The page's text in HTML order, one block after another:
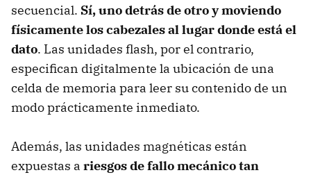
secuencial. Sí, uno detrás de otro y moviendo
físicamente los cabezales al lugar donde está el
dato. Las unidades flash, por el contrario,
especifican digitalmente la ubicación de una
celda de memoria para leer su contenido de un
modo prácticamente inmediato.
Además, las unidades magnéticas están
expuestas a riesgos de fallo mecánico tan